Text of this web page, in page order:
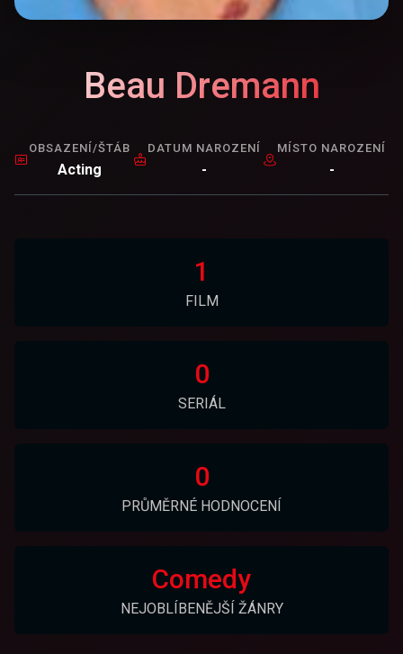
Beau Dremann
OBSAZENÍ/ŠTÁB
Acting
DATUM NAROZENÍ
-
MÍSTO NAROZENÍ
-
1
FILM
0
SERIÁL
0
PRŮMĚRNÉ HODNOCENÍ
Comedy
NEJOBLÍBENĚJŠÍ ŽÁNRY